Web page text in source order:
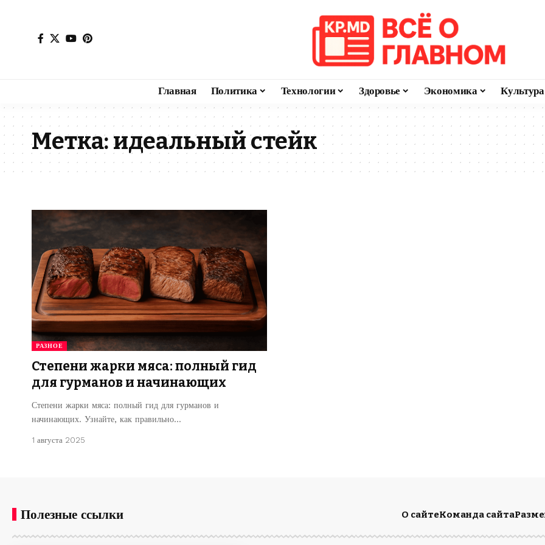
Главная Политика Технологии Здоровье Экономика Культура
Метка:идеальный стейк
РАЗНОЕ
Степени жарки мяса: полный гид
для гурманов и начинающих
Степени жарки мяса: полный гид для гурманов и
начинающих. Узнайте, как правильно…
1 августа 2025
Полезные ссылки О сайтеКоманда сайта